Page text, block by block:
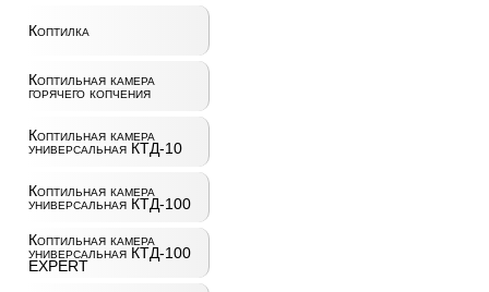
Коптилка
Коптильная камера
горячего копчения
Коптильная камера
универсальная КТД-10
Коптильная камера
универсальная КТД-100
Коптильная камера
универсальная КТД-100
EXPERT